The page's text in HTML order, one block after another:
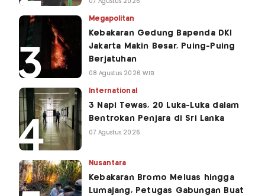
07 Agustus 2026
Megapolitan
Kebakaran Gedung Bapenda DKI
Jakarta Makin Besar, Puing-Puing
Berjatuhan
08 Agustus 2026 WIB
International
3 Napi Tewas, 20 Luka-Luka dalam
Bentrokan Penjara di Sri Lanka
07 Agustus 2026
Nusantara
Kebakaran Bromo Meluas hingga
Lumajang, Petugas Gabungan Buat